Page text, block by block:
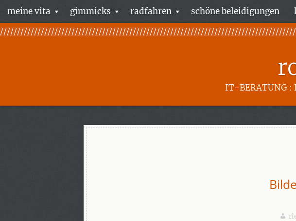
meine vita gimmicks radfahren schöne beleidigungen
IT-BERATUNG :